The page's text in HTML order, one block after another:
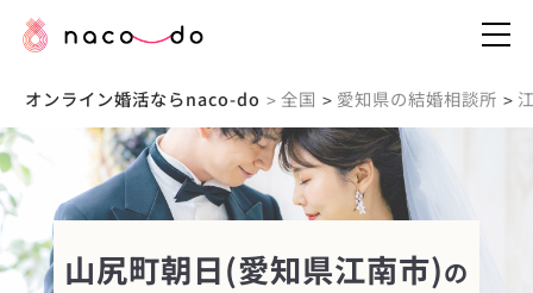
オンライン婚活ならnaco-do > 全国 > 愛知県の結婚相談所 >
山尻町朝日(愛知県江南市)の